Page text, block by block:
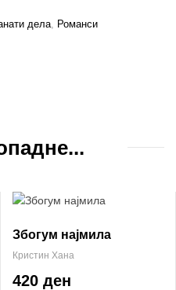
дела Романси
Збогум најмила
Кристин Хана
420 ден